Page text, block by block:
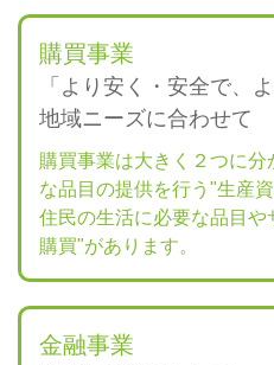
購買事業
「より安く・安全で、
地域ニーズに合わせて
購買事業は大きく２つに
な品目の提供を行う"生産
住民の生活に必要な品目
購買"があります。
金融事業